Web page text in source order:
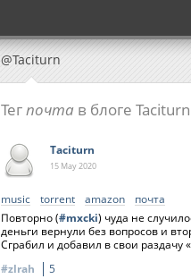
@Taciturn
Тегпочта в блоге Taciturn
Taciturn
15 May2020
music torrent amazon
почта
Повторно (#mxcki) чуда не
деньги вернули без вопросов и
Сграбил и добавил в свои раздачу
#zlrah
5